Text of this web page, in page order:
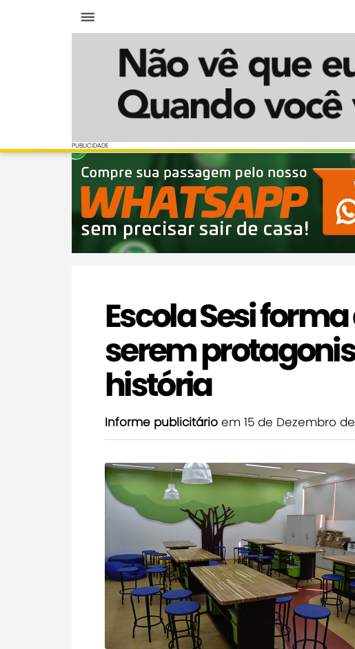
PUBLICIDADE
PUBLICIDADE
Escola Sesi
serem
história
Informe publicitário em 15 de Dezembro